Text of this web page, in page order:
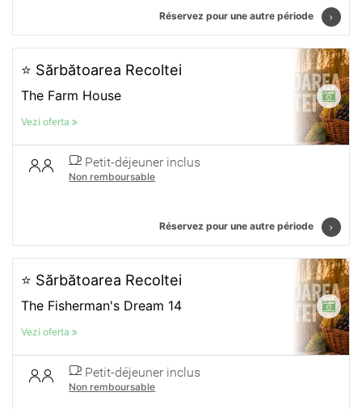
Réservez pour une autre période
⭐ Sărbătoarea Recoltei
The Farm House
Vezi oferta
Petit-déjeuner inclus
Non remboursable
Réservez pour une autre période
⭐ Sărbătoarea Recoltei
The Fisherman's Dream 14
Vezi oferta
Petit-déjeuner inclus
Non remboursable